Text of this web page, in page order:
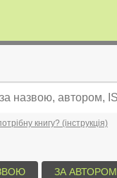
книгу? (інструкція)
ЗА АВТОРОМ